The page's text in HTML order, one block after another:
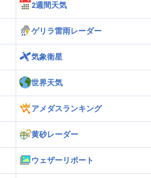
2.0m/s
1.9m/s
2週間天気
ゲリラ雷雨レーダー
気象衛星
世界天気
アメダスランキング
黄砂レーダー
ウェザーリポート